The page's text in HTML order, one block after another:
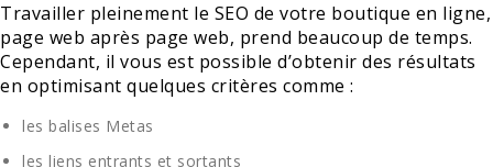
Travailler pleinement le SEO de votre boutique en ligne,
page web après page web, prend beaucoup de temps.
Cependant, il vous est possible d’obtenir des résultats
en optimisant quelques critères comme :
les balises Metas
les liens entrants et sortants